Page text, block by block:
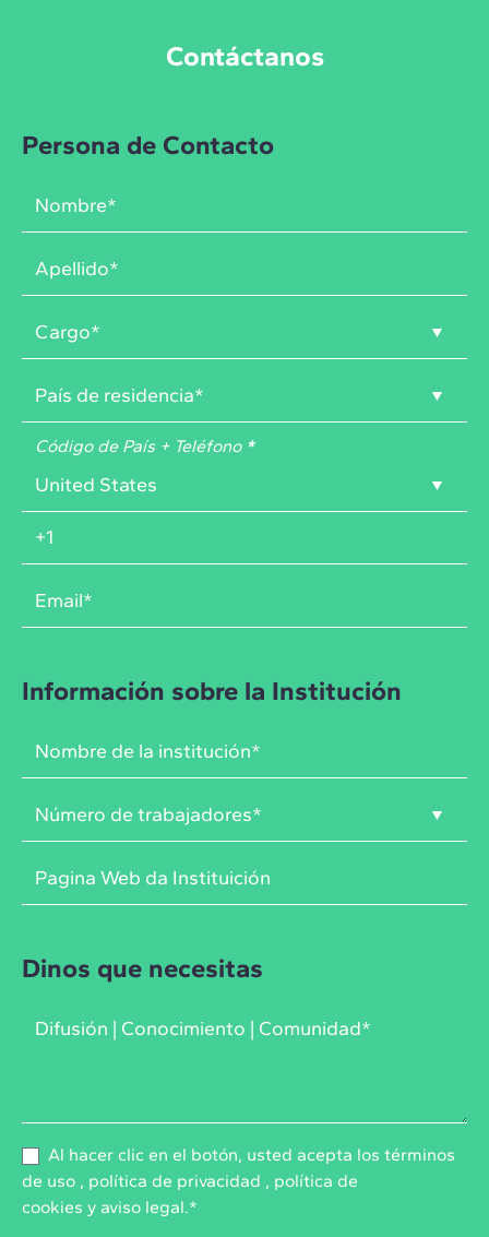
Contáctanos
Persona de Contacto
Código de País + Teléfono *
Información sobre la Institución
Dinos que necesitas
Al hacer clic en el botón, usted acepta los términos
de uso , política de privacidad , política de
cookies y aviso legal.*